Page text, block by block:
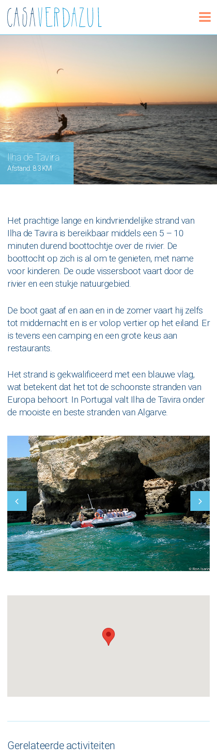
Ilha de Tavira
Afstand: 8.3 KM
Het prachtige lange en kindvriendelijke strand van
Ilha de Tavira is bereikbaar middels een 5 – 10
minuten durend boottochtje over de rivier. De
boottocht op zich is al om te genieten, met name
voor kinderen. De oude vissersboot vaart door de
rivier en een stukje natuurgebied.
De boot gaat af en aan en in de zomer vaart hij zelfs
tot middernacht en is er volop vertier op het eiland. Er
is tevens een camping en een grote keus aan
restaurants.
Het strand is gekwalificeerd met een blauwe vlag,
wat betekent dat het tot de schoonste stranden van
Europa behoort. In Portugal valt Ilha de Tavira onder
de mooiste en beste stranden van Algarve.
Gerelateerde activiteiten